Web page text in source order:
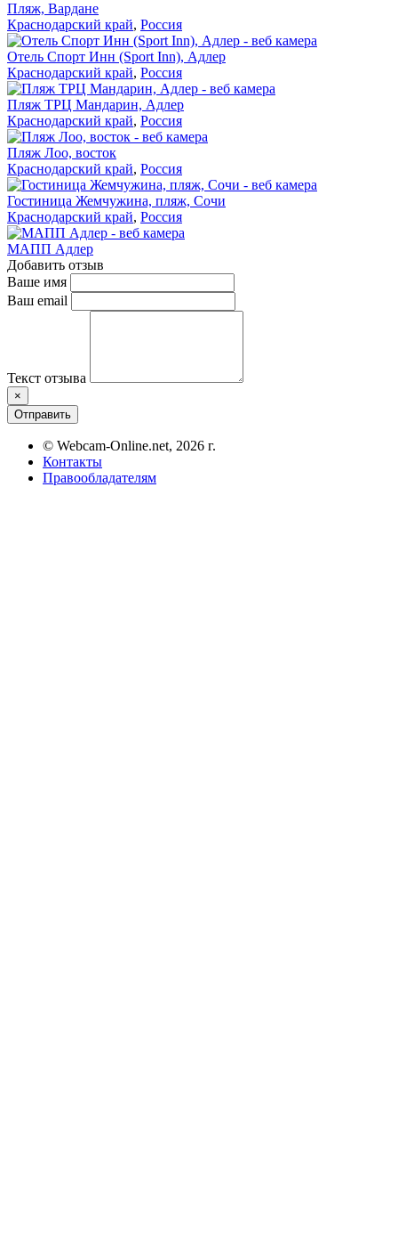
Пляж, Вардане
Краснодарский край, Россия
Отель Спорт Инн (Sport Inn), Адлер
Краснодарский край, Россия
Пляж ТРЦ Мандарин, Адлер
Краснодарский край, Россия
Пляж Лоо, восток
Краснодарский край, Россия
Гостиница Жемчужина, пляж, Сочи
Краснодарский край, Россия
МАПП Адлер
Добавить отзыв
Ваше имя
Ваш email
Текст отзыва
×
Отправить
© Webcam-Online.net, 2026 г.
Контакты
Правообладателям